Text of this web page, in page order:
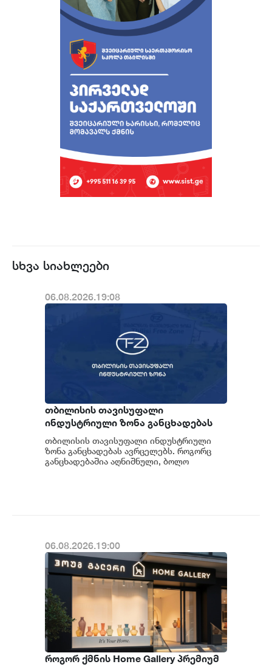
სხვა სიახლეები
06.08.2026.19:08
თბილისის თავისუფალი
ინდუსტრიული ზონა განცხადებას
ავრცელებს
თბილისის თავისუფალი ინდუსტრიული
ზონა განცხადებას ავრცელებს. როგორც
განცხადებაშია აღნიშნული, ბოლო
06.08.2026.19:00
როგორ ქმნის Home Gallery პრემიუმ